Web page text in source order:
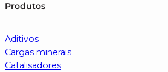
Produtos
Aditivos
Cargas minerais
Catalisadores